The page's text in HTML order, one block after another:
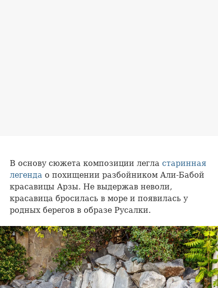
В основу сюжета композиции легла старинная
легенда о похищении разбойником Али-Бабой
красавицы Арзы. Не выдержав неволи,
красавица бросилась в море и появилась у
родных берегов в образе Русалки.